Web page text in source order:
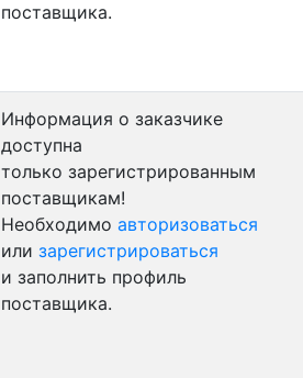
поставщика.
Информация о заказчике
доступна
только зарегистрированным
поставщикам!
Необходимо авторизоваться
или зарегистрироваться
и заполнить профиль
поставщика.